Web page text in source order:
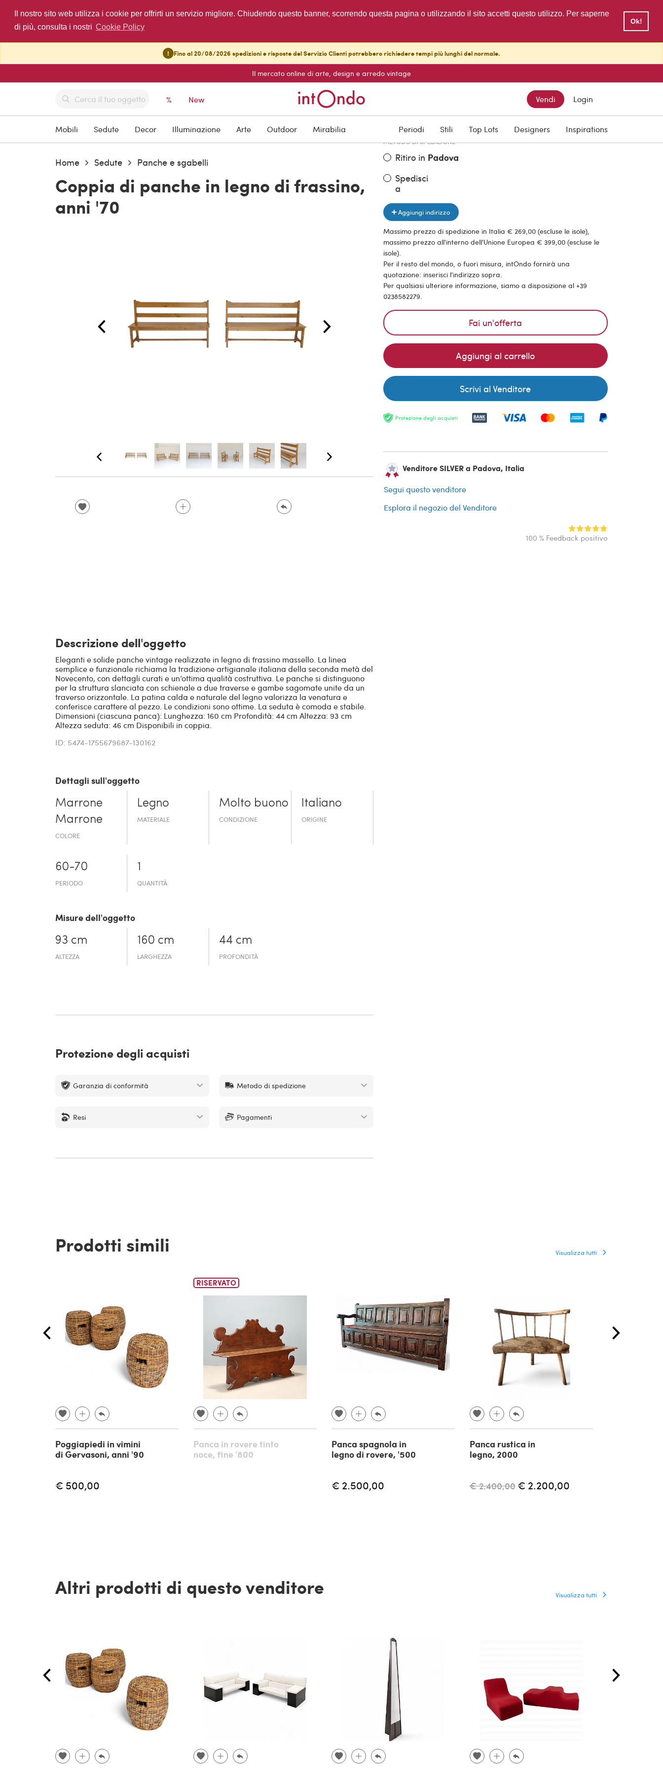
Il nostro sito web utilizza i cookie per offrirti un servizio migliore. Chiudendo questo banner, scorrendo questa pagina o utilizzando il sito accetti questo utilizzo. Per saperne
di più, consulta i nostri Cookie Policy
Ok!
! Fino al 20/08/2026 spedizioni e risposte del Servizio Clienti potrebbero richiedere tempi più lunghi del normale.
Il mercato online di arte, design e arredo vintage
% New Vendi Login
Mobili Sedute Decor Illuminazione Arte Outdoor Mirabilia Periodi Stili Top Lots Designers Inspirations
Home Sedute Panche e sgabelli
Coppia di panche in legno di frassino,
anni '70
€ 1.100,00
METODO DI SPEDIZIONE
Ritiro in Padova
Spedisci
a
Aggiungi indirizzo
Massimo prezzo di spedizione in Italia € 269,00 (escluse le isole),
massimo prezzo all'interno dell'Unione Europea € 399,00 (escluse le
isole).
Per il resto del mondo, o fuori misura, intOndo fornirà una
quotazione: inserisci l'indirizzo sopra.
Per qualsiasi ulteriore informazione, siamo a disposizione al +39
0238582279.
Fai un'offerta
Aggiungi al carrello
Scrivi al Venditore
Protezione degli acquisti
Venditore SILVER a Padova, Italia
Segui questo venditore
Esplora il negozio del Venditore
100 % Feedback positivo
Descrizione dell'oggetto
Eleganti e solide panche vintage realizzate in legno di frassino massello. La linea
semplice e funzionale richiama la tradizione artigianale italiana della seconda metà del
Novecento, con dettagli curati e un’ottima qualità costruttiva. Le panche si distinguono
per la struttura slanciata con schienale a due traverse e gambe sagomate unite da un
traverso orizzontale. La patina calda e naturale del legno valorizza la venatura e
conferisce carattere al pezzo. Le condizioni sono ottime. La seduta è comoda e stabile.
Dimensioni (ciascuna panca): Lunghezza: 160 cm Profondità: 44 cm Altezza: 93 cm
Altezza seduta: 46 cm Disponibili in coppia.
ID: 5474-1755679687-130162
Dettagli sull'oggetto
Marrone
Marrone
COLORE
Legno
MATERIALE
Molto buono
CONDIZIONE
Italiano
ORIGINE
60-70
PERIODO
1
QUANTITÀ
Misure dell'oggetto
93 cm
ALTEZZA
160 cm
LARGHEZZA
44 cm
PROFONDITÀ
Protezione degli acquisti
Garanzia di conformità Metodo di spedizione
Resi Pagamenti
Prodotti simili Visualizza tutti
Poggiapiedi in vimini
di Gervasoni, anni '90
€ 500,00
RISERVATO
Panca in rovere tinto
noce, fine '800
Panca spagnola in
legno di rovere, '500
€ 2.500,00
Panca rustica in
legno, 2000
€ 2.400,00 € 2.200,00
Altri prodotti di questo venditore Visualizza tutti